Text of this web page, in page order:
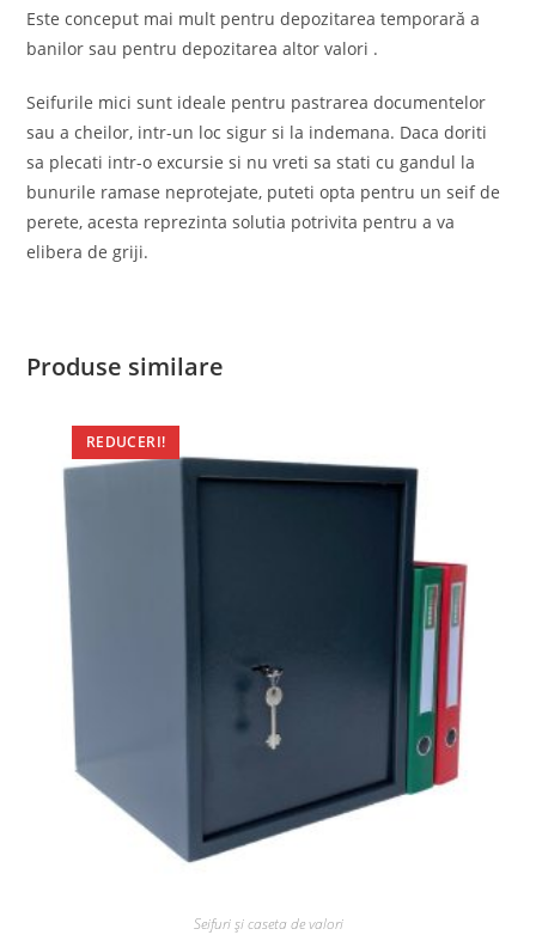
Este conceput mai mult pentru depozitarea temporară a
banilor sau pentru depozitarea altor valori .
Seifurile mici sunt ideale pentru pastrarea documentelor
sau a cheilor, intr-un loc sigur si la indemana. Daca doriti
sa plecati intr-o excursie si nu vreti sa stati cu gandul la
bunurile ramase neprotejate, puteti opta pentru un seif de
perete, acesta reprezinta solutia potrivita pentru a va
elibera de griji.
Produse similare
REDUCERI!
Seifuri și caseta de valori